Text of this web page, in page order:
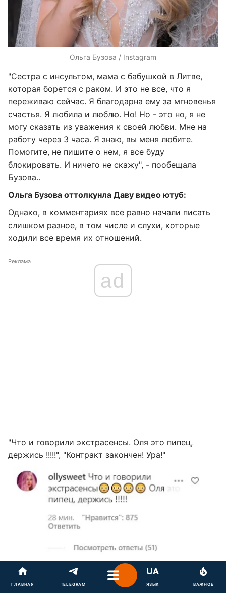
Ольга Бузова / Instagram
"Сестра с инсультом, мама с бабушкой в Литве,
которая борется с раком. И это не все, что я
переживаю сейчас. Я благодарна ему за мгновенья
счастья. Я любила и люблю. Но! Но - это но, я не
могу сказать из уважения к своей любви. Мне на
работу через 3 часа. Я знаю, вы меня любите.
Помогите, не пишите о нем, я все буду
блокировать. И ничего не скажу", - пообещала
Бузова..
Ольга Бузова оттолкунла Даву видео ютуб:
Однако, в комментариях все равно начали писать
слишком разное, в том числе и слухи, которые
ходили все время их отношений.
Реклама
ad
"Что и говорили экстрасенсы. Оля это пипец,
держись !!!!!", "Контракт закончен! Ура!"
ГЛАВНАЯ TELEGRAM ЯЗЫК ВАЖНОЕ